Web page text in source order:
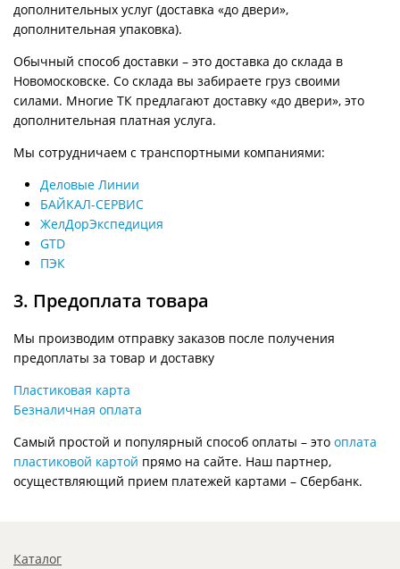
дополнительных услуг (доставка «до двери»,
дополнительная упаковка).
Обычный способ доставки – это доставка до склада в
Новомосковске. Со склада вы забираете груз своими
силами. Многие ТК предлагают доставку «до двери», это
дополнительная платная услуга.
Мы сотрудничаем с транспортными компаниями:
Деловые Линии
БАЙКАЛ-СЕРВИС
ЖелДорЭкспедиция
GTD
ПЭК
3. Предоплата товара
Мы производим отправку заказов после получения
предоплаты за товар и доставку
Пластиковая карта
Безналичная оплата
Самый простой и популярный способ оплаты – это оплата
пластиковой картой прямо на сайте. Наш партнер,
осуществляющий прием платежей картами – Сбербанк.
Каталог